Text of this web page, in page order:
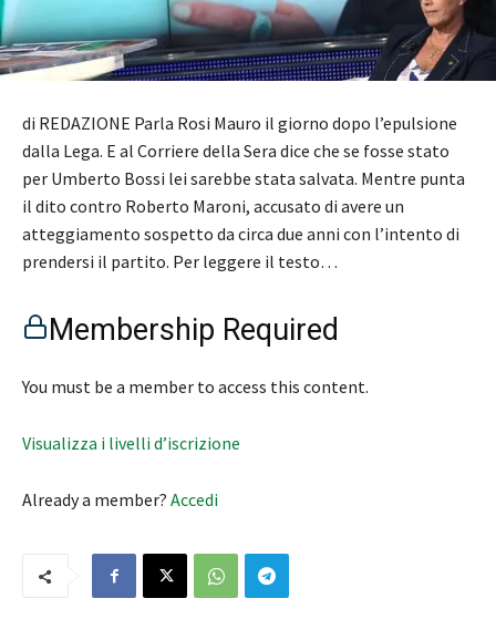
di REDAZIONE Parla Rosi Mauro il giorno dopo l’epulsione
dalla Lega. E al Corriere della Sera dice che se fosse stato
per Umberto Bossi lei sarebbe stata salvata. Mentre punta
il dito contro Roberto Maroni, accusato di avere un
atteggiamento sospetto da circa due anni con l’intento di
prendersi il partito. Per leggere il testo…
Membership Required
You must be a member to access this content.
Visualizza i livelli d’iscrizione
Already a member? Accedi